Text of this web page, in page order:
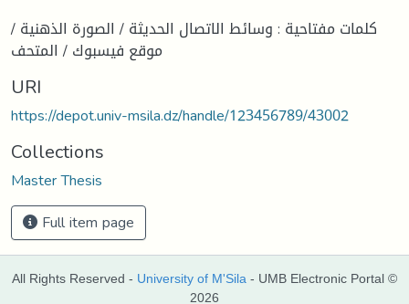
كلمات مفتاحية : وسائط الاتصال الحديثة / الصورة الذهنية /
موقع فيسبوك / المتحف
URI
https://depot.univ-msila.dz/handle/123456789/43002
Collections
Master Thesis
Full item page
All Rights Reserved - University of M'Sila - UMB Electronic Portal ©
2026